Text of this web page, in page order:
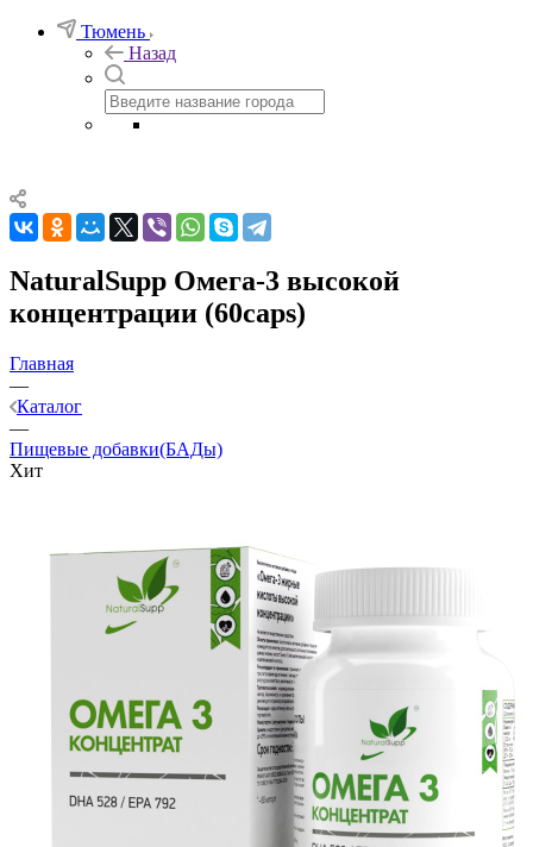
Тюмень
Назад
NaturalSupp Омега-3 высокой
концентрации (60caps)
Главная
—
Каталог
—
Пищевые добавки(БАДы)
Хит